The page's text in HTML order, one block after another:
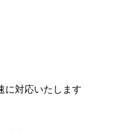
に対応いたします